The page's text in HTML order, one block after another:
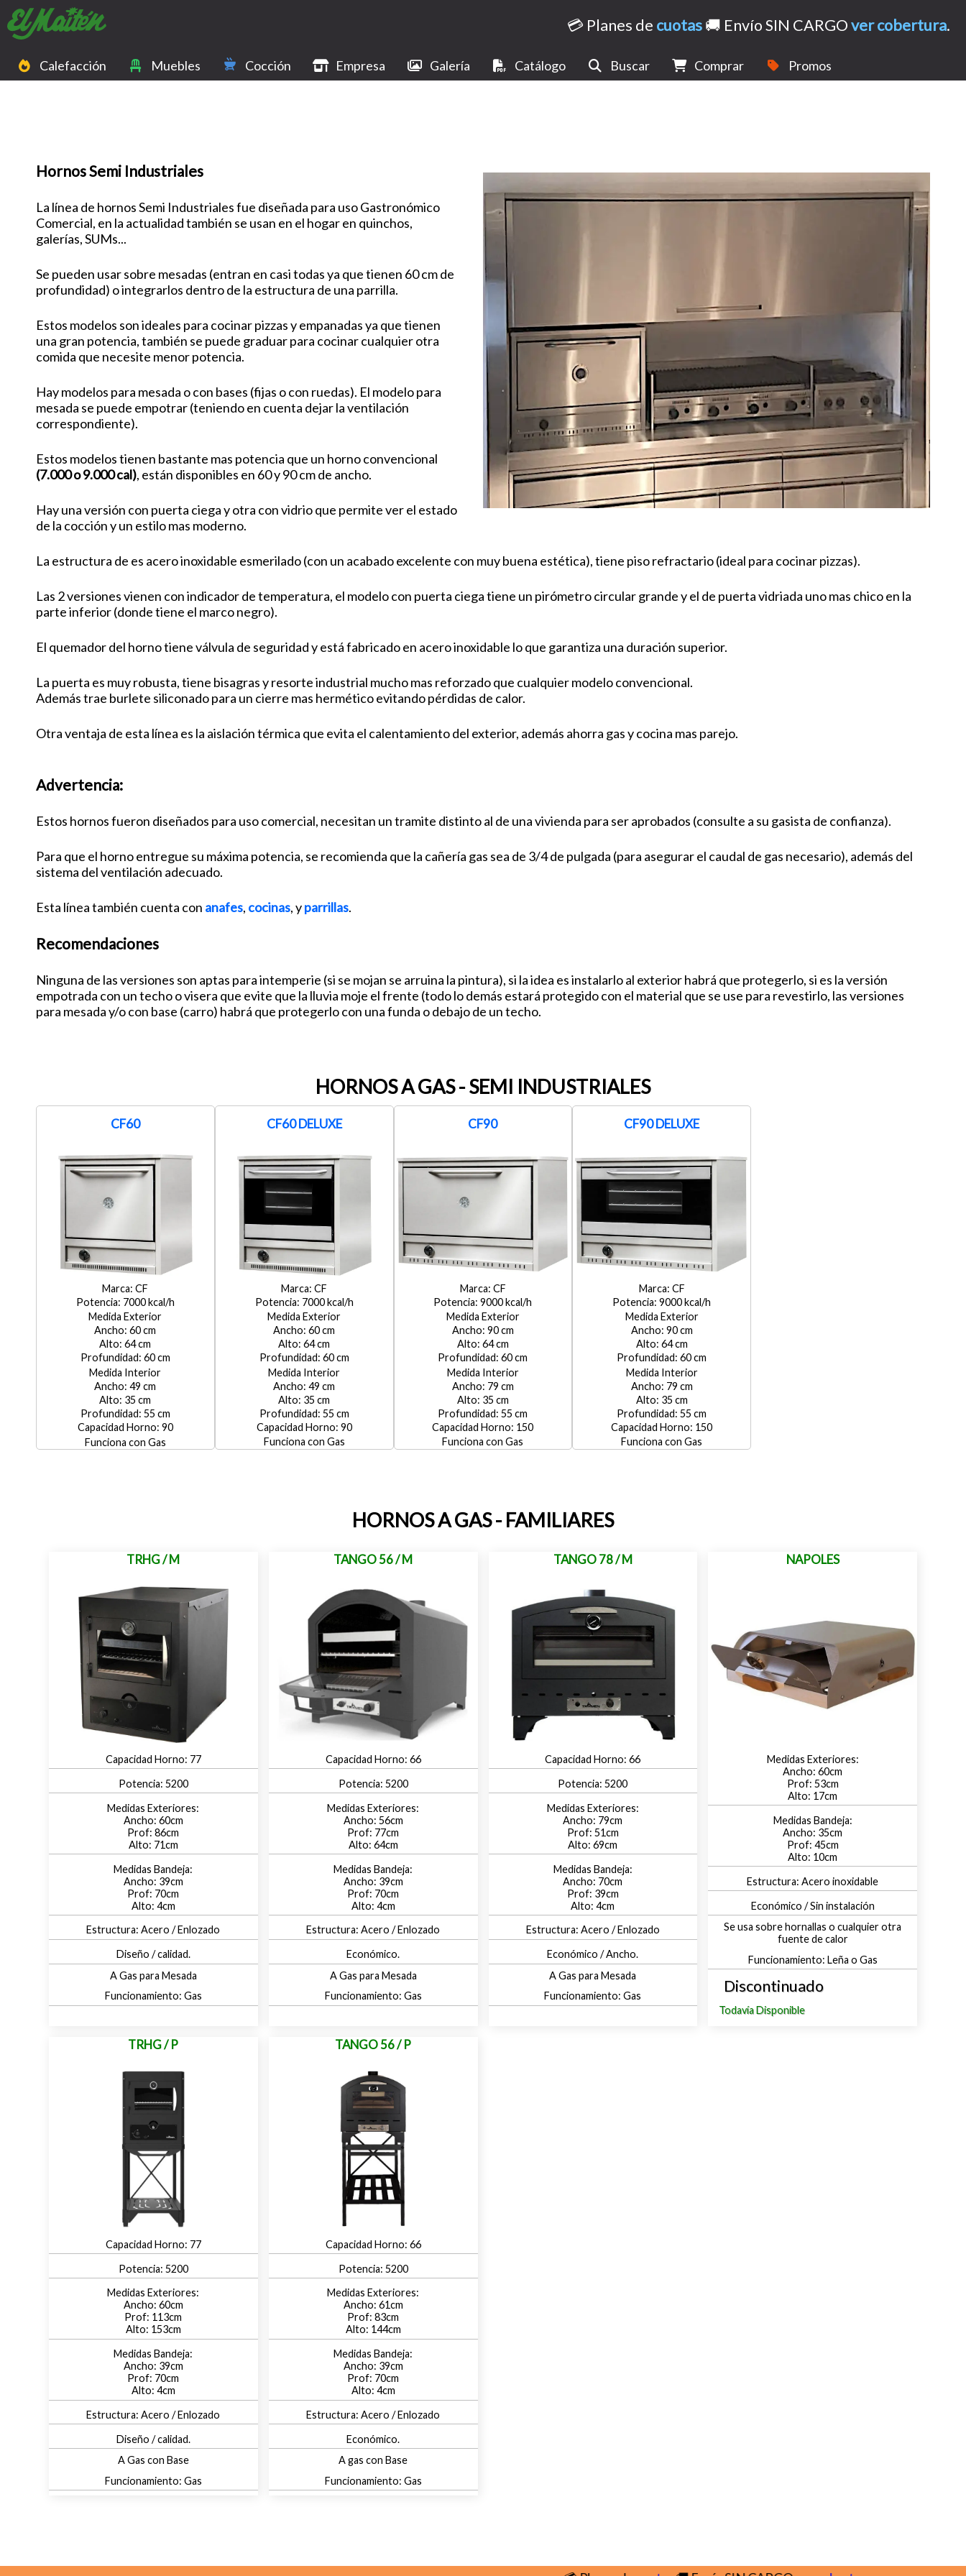
💳 Planes de cuotas🚚 Envío SIN CARGOver cobertura.
Calefacción Muebles Cocción Empresa Galería Catálogo Buscar Comprar Promos
Hornos Semi Industriales
La línea de hornos Semi Industriales fue diseñada para uso Gastronómico
Comercial, en la actualidad también se usan en el hogar en quinchos,
galerías, SUMs...
Se pueden usar sobre mesadas (entran en casi todas ya que tienen 60 cm de
profundidad) o integrarlos dentro de la estructura de una parrilla.
Estos modelos son ideales para cocinar pizzas y empanadas ya que tienen
una gran potencia, también se puede graduar para cocinar cualquier otra
comida que necesite menor potencia.
Hay modelos para mesada o con bases (fijas o con ruedas). El modelo para
mesada se puede empotrar (teniendo en cuenta dejar la ventilación
correspondiente).
Estos modelos tienen bastante mas potencia que un horno convencional
(7.000 o 9.000 cal), están disponibles en 60 y 90 cm de ancho.
Hay una versión con puerta ciega y otra con vidrio que permite ver el estado
de la cocción y un estilo mas moderno.
La estructura de es acero inoxidable esmerilado (con un acabado excelente con muy buena estética), tiene piso refractario (ideal para cocinar pizzas).
Las 2 versiones vienen con indicador de temperatura, el modelo con puerta ciega tiene un pirómetro circular grande y el de puerta vidriada uno mas chico en la
parte inferior (donde tiene el marco negro).
El quemador del horno tiene válvula de seguridad y está fabricado en acero inoxidable lo que garantiza una duración superior.
La puerta es muy robusta, tiene bisagras y resorte industrial mucho mas reforzado que cualquier modelo convencional.
Además trae burlete siliconado para un cierre mas hermético evitando pérdidas de calor.
Otra ventaja de esta línea es la aislación térmica que evita el calentamiento del exterior, además ahorra gas y cocina mas parejo.
Advertencia:
Estos hornos fueron diseñados para uso comercial, necesitan un tramite distinto al de una vivienda para ser aprobados (consulte a su gasista de confianza).
Para que el horno entregue su máxima potencia, se recomienda que la cañería gas sea de 3/4 de pulgada (para asegurar el caudal de gas necesario), además del
sistema del ventilación adecuado.
Esta línea también cuenta con anafes, cocinas, yparrillas.
Recomendaciones
Ninguna de las versiones son aptas para intemperie (si se mojan se arruina la pintura), si la idea es instalarlo al exterior habrá que protegerlo, si es la versión
empotrada con un techo o visera que evite que la lluvia moje el frente (todo lo demás estará protegido con el material que se use para revestirlo, las versiones
para mesada y/o con base (carro) habrá que protegerlo con una funda o debajo de un techo.
HORNOS A GAS - SEMI INDUSTRIALES
CF60
CF
7000
Medida Exterior
60
64
60
Medida Interior
49
35
55
90
Gas
CF60 DELUXE
CF
7000
Medida Exterior
60
64
60
Medida Interior
49
35
55
90
Gas
CF90
CF
9000
Medida Exterior
90
64
60
Medida Interior
79
35
55
150
Gas
CF90 DELUXE
CF
9000
Medida Exterior
90
64
60
Medida Interior
79
35
55
150
Gas
HORNOS A GAS - FAMILIARES
TRHG / M
77
5200
60
86
71
39
70
4
Acero / Enlozado
Diseño / calidad.
A Gas para Mesada
Gas
TANGO 56 / M
66
5200
56
77
64
39
70
4
Acero / Enlozado
Económico.
A Gas para Mesada
Gas
TANGO 78 / M
66
5200
79
51
69
70
39
4
Acero / Enlozado
Económico / Ancho.
A Gas para Mesada
Gas
NAPOLES
60
53
17
35
45
10
Acero inoxidable
Económico / Sin instalación
Se usa sobre hornallas o cualquier otra
fuente de calor
Leña o Gas
TRHG / P
77
5200
60
113
153
39
70
4
Acero / Enlozado
Diseño / calidad.
A Gas con Base
Gas
TANGO 56 / P
66
5200
61
83
144
39
70
4
Acero / Enlozado
Económico.
A gas con Base
Gas